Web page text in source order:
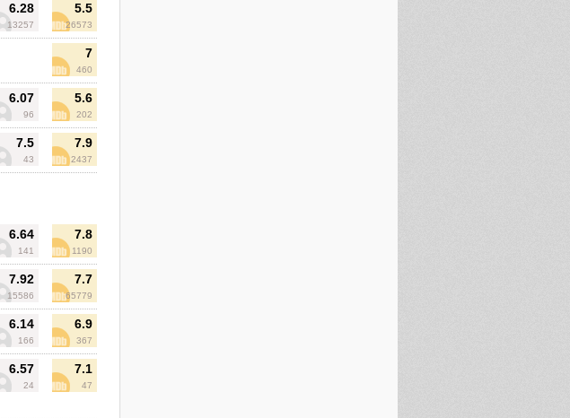
6.28
13257
5.5
26573
7
460
6.07
96
5.6
202
7.5
43
7.9
2437
6.64
141
7.8
1190
7.92
15586
7.7
65779
6.14
166
6.9
367
6.57
24
7.1
47